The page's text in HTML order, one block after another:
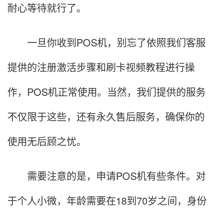
耐心等待就行了。
一旦你收到POS机，别忘了依照我们客服
提供的注册激活步骤和刷卡视频教程进行操
作，POS机正常使用。当然，我们提供的服务
不仅限于这些，还有永久售后服务，确保你的
使用无后顾之忧。
需要注意的是，申请POS机有些条件。对
于个人小微，年龄需要在18到70岁之间，身份